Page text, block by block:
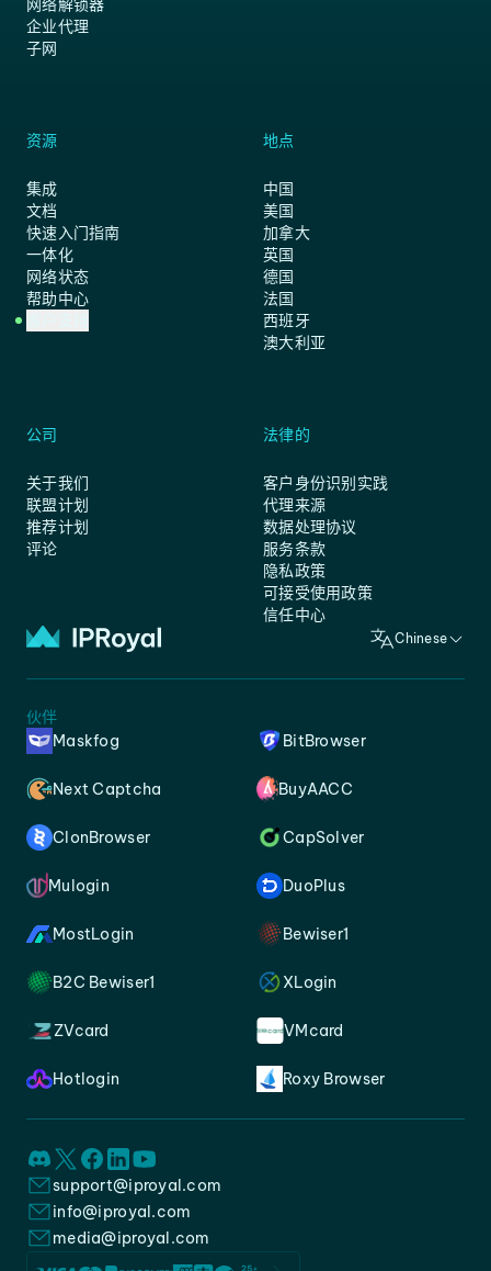
网络解锁器
企业代理
子网
资源
集成
文档
快速入门指南
一体化
网络状态
帮助中心
地点
中国
美国
加拿大
英国
德国
法国
西班牙
澳大利亚
公司
关于我们
联盟计划
推荐计划
评论
法律的
客户身份识别实践
代理来源
数据处理协议
服务条款
隐私政策
可接受使用政策
信任中心
Chinese
伙伴
Maskfog
BitBrowser
Next Captcha BuyAACC
ClonBrowser CapSolver
Mulogin DuoPlus
MostLogin Bewiser1
B2C Bewiser1 XLogin
ZVcard VMcard
Hotlogin Roxy Browser
support@iproyal.com
info@iproyal.com
media@iproyal.com